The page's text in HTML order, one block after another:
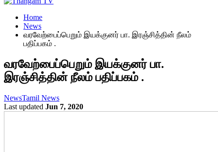
Home
News
வரவேற்பைப்பெறும் இயக்குனர் பா. இரஞ்சித்தின் நீலம்
பதிப்பகம் .
வரவேற்பைப்பெறும் இயக்குனர் பா.
இரஞ்சித்தின் நீலம் பதிப்பகம் .
NewsTamil News
Last updated Jun 7, 2020